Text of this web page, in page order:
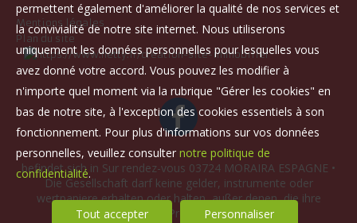
Mentions légales
Plan du site
befindet sich in Sur rendez-vous 03724 MORAIRA ESPAGNE •
Die Gesellschaft darf keine gelder, instrumente oder
wertpapiere erhalten oder halten, außer denen, die ihre
Vergütung oder Provision darstellen.
permettent également d'améliorer la qualité de nos services et
la convivialité de notre site internet. Nous utiliserons
uniquement les données personnelles pour lesquelles vous
avez donné votre accord. Vous pouvez les modifier à
n'importe quel moment via la rubrique "Gérer les cookies" en
bas de notre site, à l'exception des cookies essentiels à son
fonctionnement. Pour plus d'informations sur vos données
personnelles, veuillez consulter notre politique de
confidentialité.
Tout accepter Personnaliser